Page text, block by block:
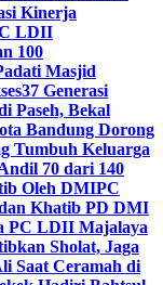
Kinerja
LDII
100
Masjid
37 Generasi
Paseh, Bekal
Bandung Dorong
Tumbuh Keluarga
70 dari 140
Oleh DMIPC
Khatib PD DMI
PC LDII Majalaya
Sholat, Jaga
Saat Ceramah di